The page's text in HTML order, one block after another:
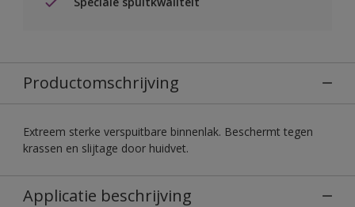
Productomschrijving
Extreem sterke verspuitbare binnenlak. Beschermt tegen
krassen en slijtage door huidvet.
Applicatie beschrijving